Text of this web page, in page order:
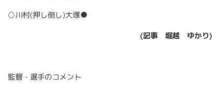
○川村(押し倒し)大塚●
(記事 堀越 ゆかり)
監督・選手のコメント